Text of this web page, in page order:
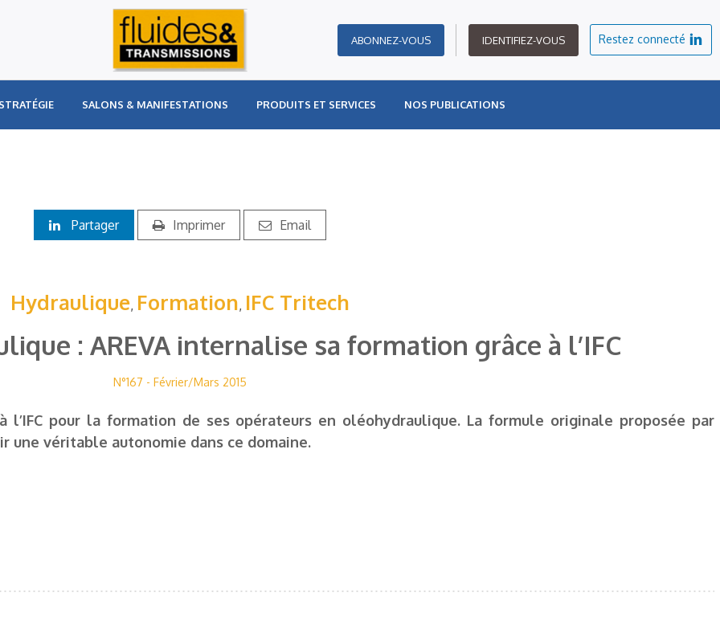
ABONNEZ-VOUS IDENTIFIEZ-VOUS Restez connecté
STRATÉGIE SALONS & MANIFESTATIONS PRODUITS ET SERVICES NOS PUBLICATIONS
Partager Imprimer Email
Hydraulique, Formation, IFC Tritech
: AREVA internalise sa formation grâce à l’IFC
N°167 - Février/Mars 2015
pour la formation de ses opérateurs en oléohydraulique. La formule originale proposée par
une véritable autonomie dans ce domaine.